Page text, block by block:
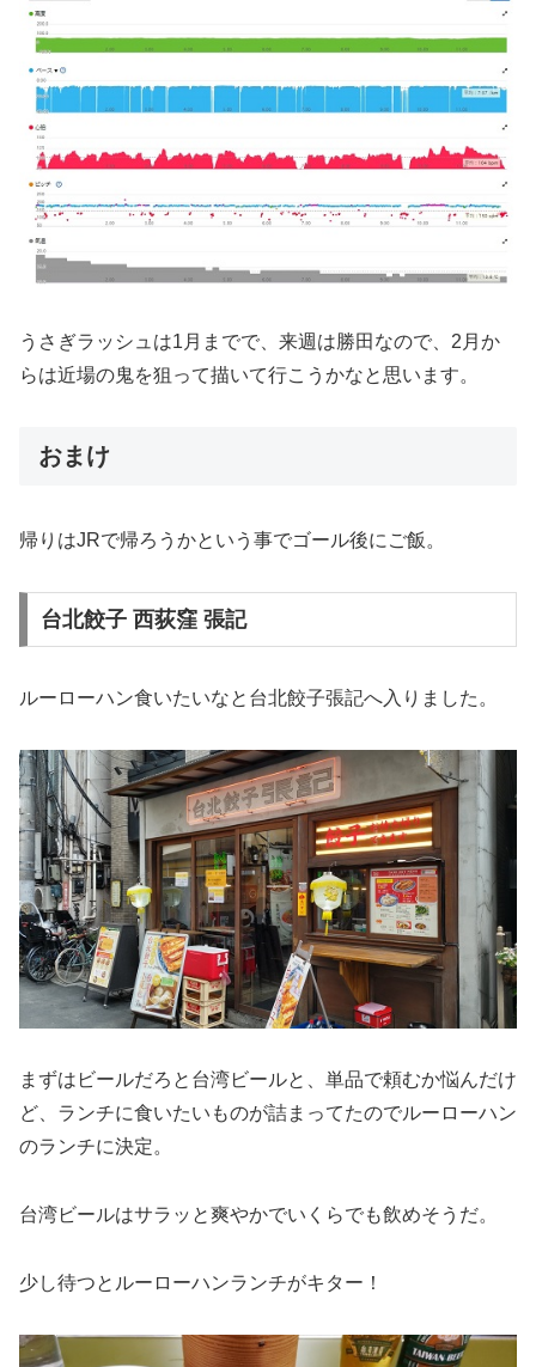
うさぎラッシュは1月までで、来週は勝田なので、2月か
らは近場の鬼を狙って描いて行こうかなと思います。
おまけ
帰りはJRで帰ろうかという事でゴール後にご飯。
台北餃子 西荻窪 張記
ルーローハン食いたいなと台北餃子張記へ入りました。
まずはビールだろと台湾ビールと、単品で頼むか悩んだけ
ど、ランチに食いたいものが詰まってたのでルーローハン
のランチに決定。
台湾ビールはサラッと爽やかでいくらでも飲めそうだ。
少し待つとルーローハンランチがキター！